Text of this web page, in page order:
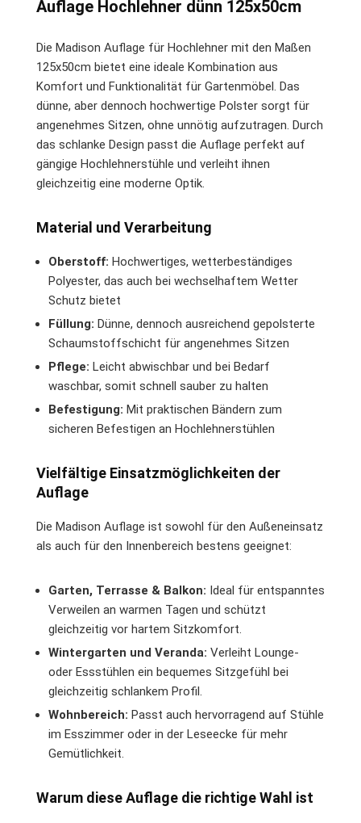
Auflage Hochlehner dünn 125x50cm
Die Madison Auflage für Hochlehner mit den Maßen
125x50cm bietet eine ideale Kombination aus
Komfort und Funktionalität für Gartenmöbel. Das
dünne, aber dennoch hochwertige Polster sorgt für
angenehmes Sitzen, ohne unnötig aufzutragen. Durch
das schlanke Design passt die Auflage perfekt auf
gängige Hochlehnerstühle und verleiht ihnen
gleichzeitig eine moderne Optik.
Material und Verarbeitung
Oberstoff: Hochwertiges, wetterbeständiges
Polyester, das auch bei wechselhaftem Wetter
Schutz bietet
Füllung: Dünne, dennoch ausreichend gepolsterte
Schaumstoffschicht für angenehmes Sitzen
Pflege: Leicht abwischbar und bei Bedarf
waschbar, somit schnell sauber zu halten
Befestigung: Mit praktischen Bändern zum
sicheren Befestigen an Hochlehnerstühlen
Vielfältige Einsatzmöglichkeiten der
Auflage
Die Madison Auflage ist sowohl für den Außeneinsatz
als auch für den Innenbereich bestens geeignet:
Garten, Terrasse & Balkon: Ideal für entspanntes
Verweilen an warmen Tagen und schützt
gleichzeitig vor hartem Sitzkomfort.
Wintergarten und Veranda: Verleiht Lounge-
oder Essstühlen ein bequemes Sitzgefühl bei
gleichzeitig schlankem Profil.
Wohnbereich: Passt auch hervorragend auf Stühle
im Esszimmer oder in der Leseecke für mehr
Gemütlichkeit.
Warum diese Auflage die richtige Wahl ist